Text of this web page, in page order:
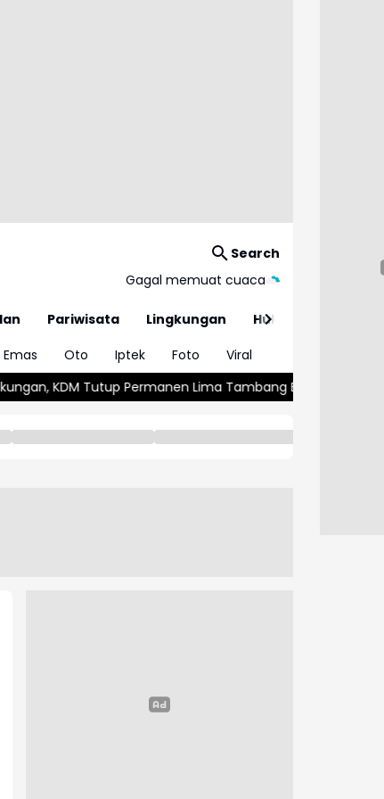
Search
Gagal memuat cuaca
Pariwisata Lingkungan
Hukum
Emas Oto Iptek Foto
Viral
Lima Tambang Batu Kapur di Cipatat Bedog Kala Petok